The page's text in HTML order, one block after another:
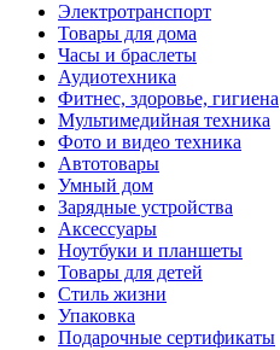
Электротранспорт
Товары для дома
Часы и браслеты
Аудиотехника
Фитнес, здоровье, гигиена
Мультимедийная техника
Фото и видео техника
Автотовары
Умный дом
Зарядные устройства
Аксессуары
Ноутбуки и планшеты
Товары для детей
Стиль жизни
Упаковка
Подарочные сертификаты